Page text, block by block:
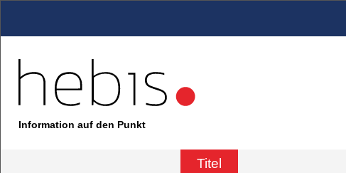
Information auf den Punkt
Titel